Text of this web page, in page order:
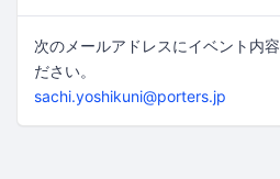
次のメールアドレスにイベント内
ださい。
sachi.yoshikuni@porters.jp